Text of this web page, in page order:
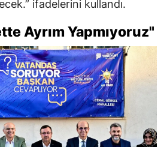
ifadelerini kullandı.
Ayrım Yapmıyoruz"